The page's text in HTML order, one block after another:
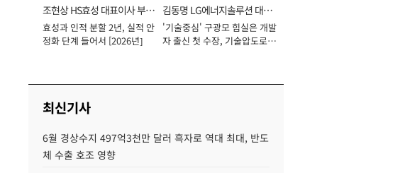
조현상 HS효성 대표이사 부회
장
효성과 인적 분할 2년, 실적 안
정화 단계 들어서 [2026년]
김동명 LG에너지솔루션 대표
이사 사장
'기술중심' 구광모 힘실은 개발
자 출신 첫 수장, 기술압도로
최신기사
6월 경상수지 497억3천만 달러 흑자로 역대 최대, 반도
체 수출 호조 영향